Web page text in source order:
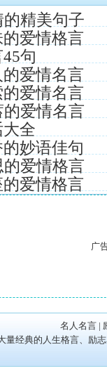
精美句子
爱情格言
句
爱情名言
爱情名言
爱情名言
全
妙语佳句
爱情格言
爱情格言
广
名人名言 |
量经典的人生格言、励